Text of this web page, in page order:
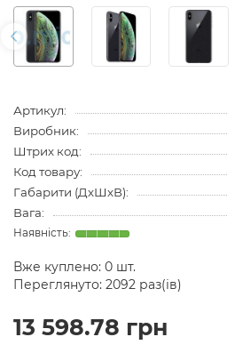
Артикул:
Виробник:
Штрих код:
Код товару:
Габарити (ДхШхВ):
Вага:
Вже куплено: 0 шт.
Переглянуто: 2092 раз(ів)
13 598.78 грн